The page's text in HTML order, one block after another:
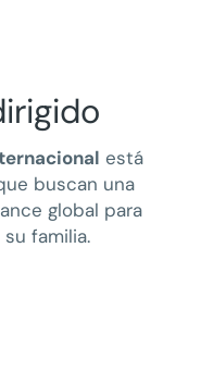
está
buscan una
global para
familia.